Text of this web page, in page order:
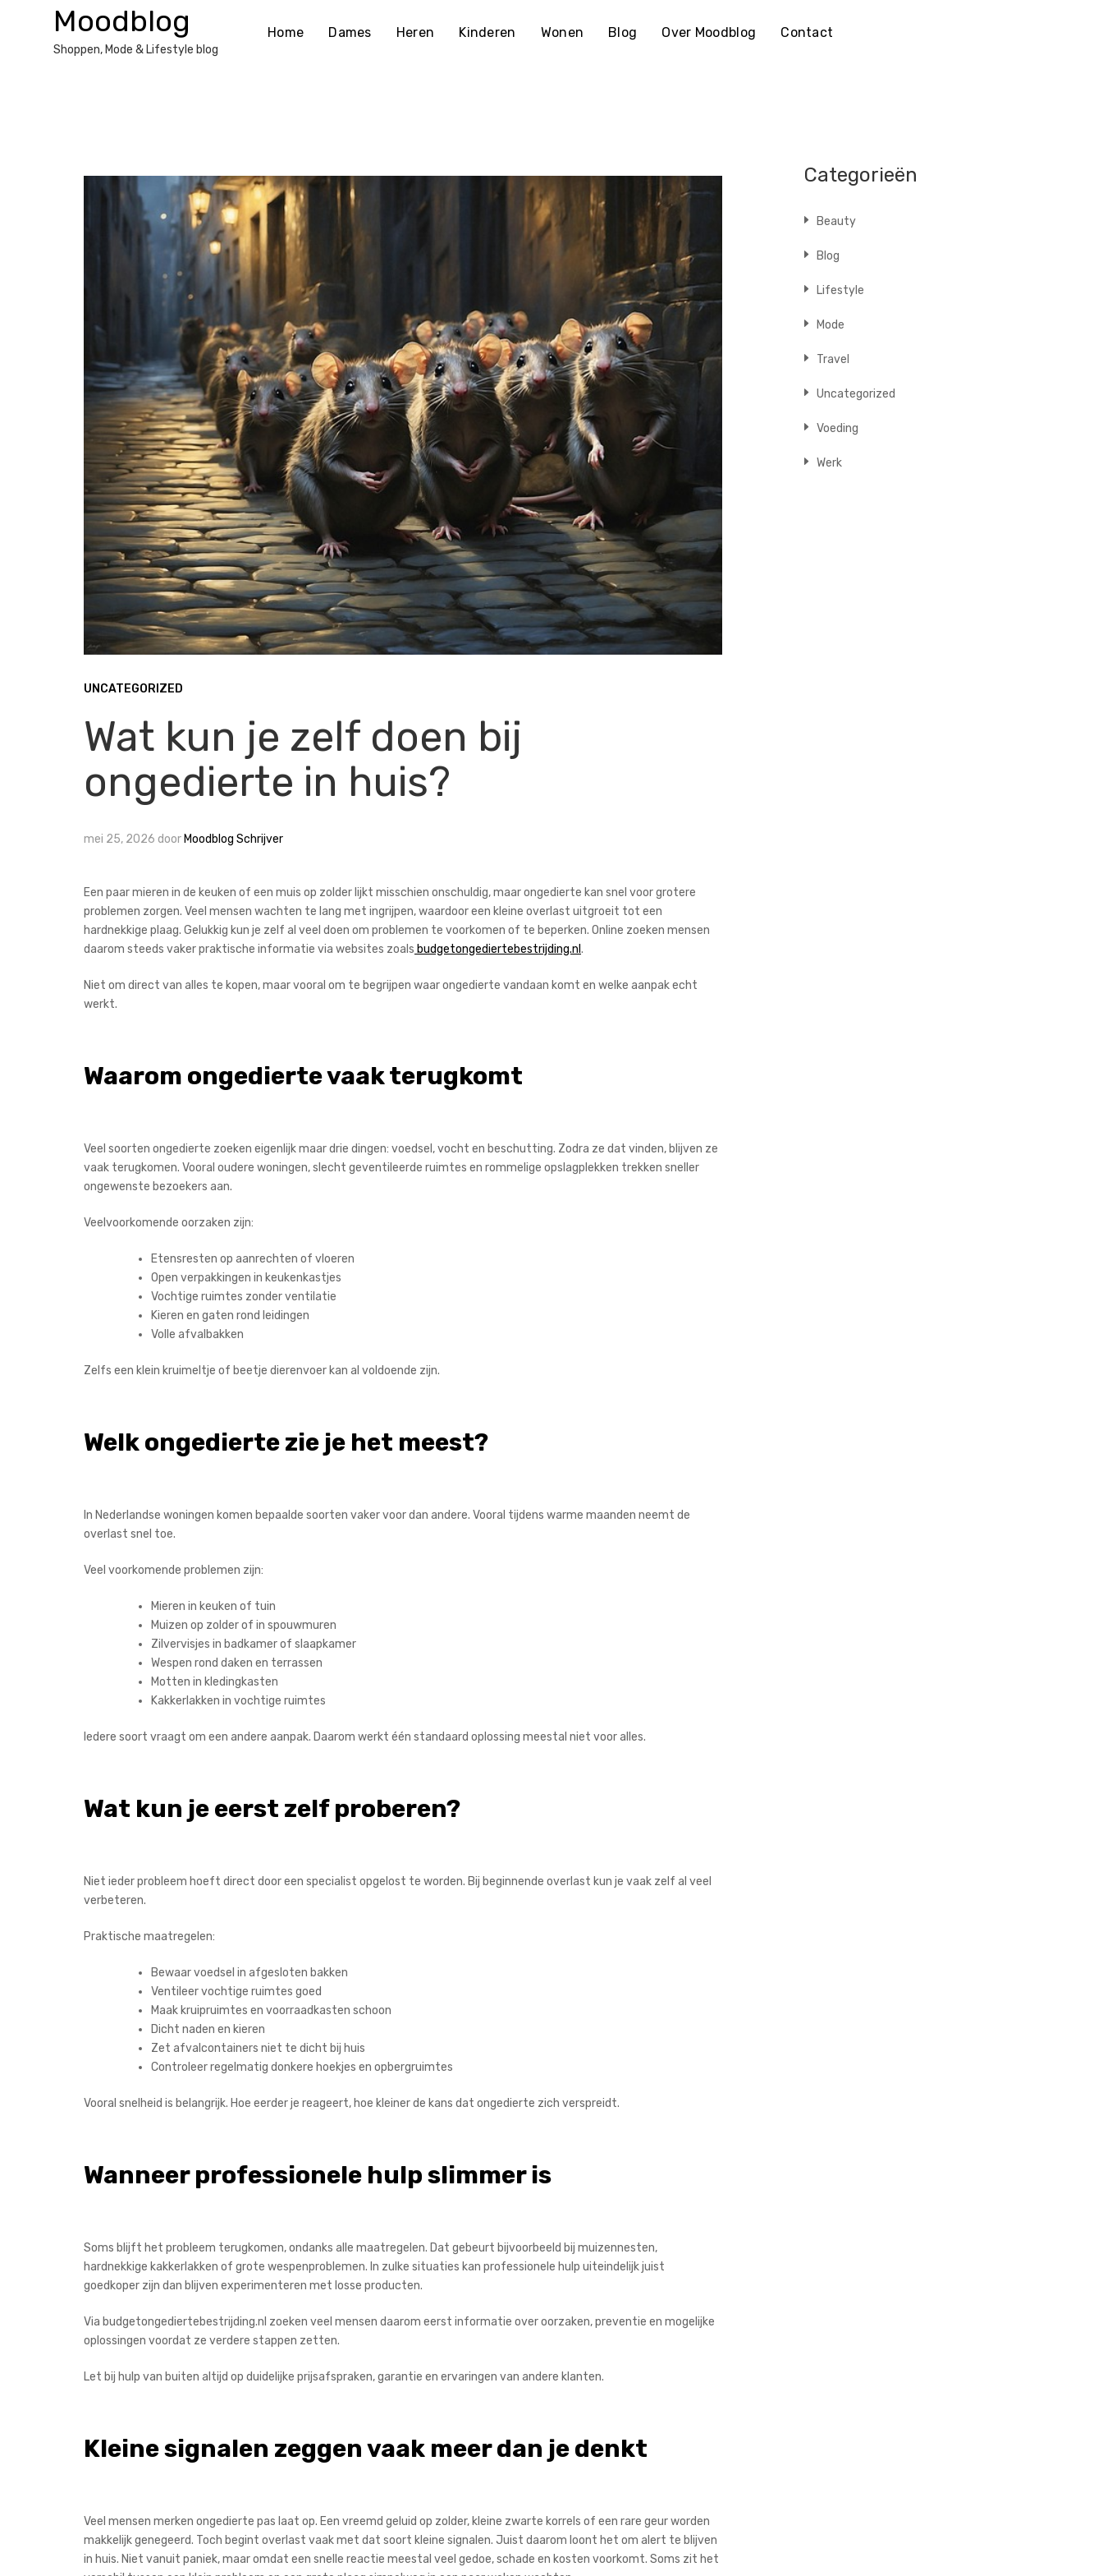
Moodblog
Shoppen, Mode & Lifestyle blog
Home Dames Heren Kinderen Wonen Blog Over Moodblog Contact
UNCATEGORIZED
Wat kun je zelf doen bij
ongedierte in huis?
mei 25, 2026 door Moodblog Schrijver
Een paar mieren in de keuken of een muis op zolder lijkt misschien onschuldig, maar ongedierte kan snel voor grotere
problemen zorgen. Veel mensen wachten te lang met ingrijpen, waardoor een kleine overlast uitgroeit tot een
hardnekkige plaag. Gelukkig kun je zelf al veel doen om problemen te voorkomen of te beperken. Online zoeken mensen
daarom steeds vaker praktische informatie via websites zoals budgetongediertebestrijding.nl .
Niet om direct van alles te kopen, maar vooral om te begrijpen waar ongedierte vandaan komt en welke aanpak echt
werkt.
Waarom ongedierte vaak terugkomt
Veel soorten ongedierte zoeken eigenlijk maar drie dingen: voedsel, vocht en beschutting. Zodra ze dat vinden, blijven ze
vaak terugkomen. Vooral oudere woningen, slecht geventileerde ruimtes en rommelige opslagplekken trekken sneller
ongewenste bezoekers aan.
Veelvoorkomende oorzaken zijn:
Etensresten op aanrechten of vloeren
Open verpakkingen in keukenkastjes
Vochtige ruimtes zonder ventilatie
Kieren en gaten rond leidingen
Volle afvalbakken
Zelfs een klein kruimeltje of beetje dierenvoer kan al voldoende zijn.
Welk ongedierte zie je het meest?
In Nederlandse woningen komen bepaalde soorten vaker voor dan andere. Vooral tijdens warme maanden neemt de
overlast snel toe.
Veel voorkomende problemen zijn:
Mieren in keuken of tuin
Muizen op zolder of in spouwmuren
Zilvervisjes in badkamer of slaapkamer
Wespen rond daken en terrassen
Motten in kledingkasten
Kakkerlakken in vochtige ruimtes
Iedere soort vraagt om een andere aanpak. Daarom werkt één standaard oplossing meestal niet voor alles.
Wat kun je eerst zelf proberen?
Niet ieder probleem hoeft direct door een specialist opgelost te worden. Bij beginnende overlast kun je vaak zelf al veel
verbeteren.
Praktische maatregelen:
Bewaar voedsel in afgesloten bakken
Ventileer vochtige ruimtes goed
Maak kruipruimtes en voorraadkasten schoon
Dicht naden en kieren
Zet afvalcontainers niet te dicht bij huis
Controleer regelmatig donkere hoekjes en opbergruimtes
Vooral snelheid is belangrijk. Hoe eerder je reageert, hoe kleiner de kans dat ongedierte zich verspreidt.
Wanneer professionele hulp slimmer is
Soms blijft het probleem terugkomen, ondanks alle maatregelen. Dat gebeurt bijvoorbeeld bij muizennesten,
hardnekkige kakkerlakken of grote wespenproblemen. In zulke situaties kan professionele hulp uiteindelijk juist
goedkoper zijn dan blijven experimenteren met losse producten.
Via budgetongediertebestrijding.nl zoeken veel mensen daarom eerst informatie over oorzaken, preventie en mogelijke
oplossingen voordat ze verdere stappen zetten.
Let bij hulp van buiten altijd op duidelijke prijsafspraken, garantie en ervaringen van andere klanten.
Kleine signalen zeggen vaak meer dan je denkt
Veel mensen merken ongedierte pas laat op. Een vreemd geluid op zolder, kleine zwarte korrels of een rare geur worden
makkelijk genegeerd. Toch begint overlast vaak met dat soort kleine signalen. Juist daarom loont het om alert te blijven
in huis. Niet vanuit paniek, maar omdat een snelle reactie meestal veel gedoe, schade en kosten voorkomt. Soms zit het
Categorieën
Beauty
Blog
Lifestyle
Mode
Travel
Uncategorized
Voeding
Werk